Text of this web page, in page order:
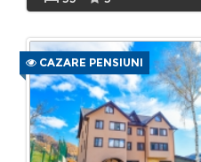
CAZARE PENSIUNI